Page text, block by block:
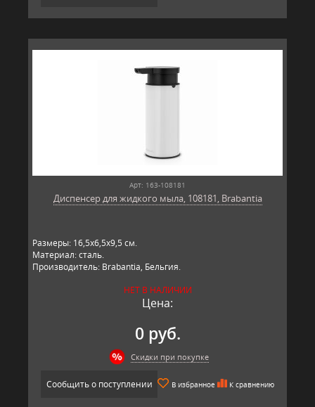
Арт: 163-108181
Диспенсер для жидкого мыла, 108181, Brabantia
Размеры: 16,5х6,5х9,5 см.
Материал: сталь.
Производитель: Brabantia, Бельгия.
НЕТ В НАЛИЧИИ
Цена:
0 руб.
Скидки при покупке
Сообщить о поступлении В избранное К сравнению